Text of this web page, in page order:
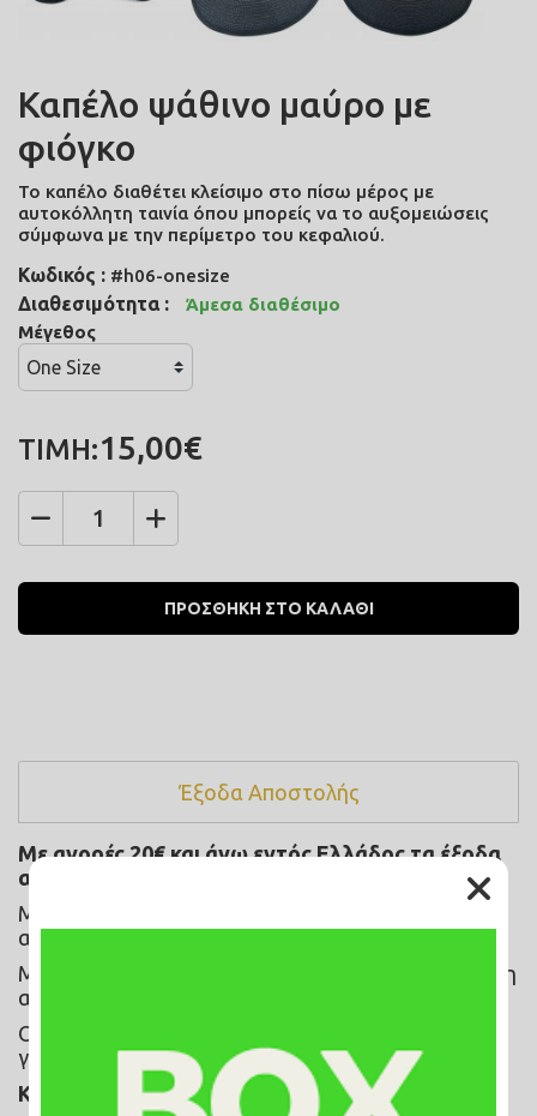
Καπέλο ψάθινο μαύρο με
φιόγκο
Το καπέλο διαθέτει κλείσιμο στο πίσω μέρος με
αυτοκόλλητη ταινία όπου μπορείς να το αυξομειώσεις
σύμφωνα με την περίμετρο του κεφαλιού.
Κωδικός : #h06-onesize
Διαθεσιμότητα :
Άμεσα διαθέσιμο
Μέγεθος
ΤΙΜΗ:15,00€
ΠΡΟΣΘΗΚΗ ΣΤΟ ΚΑΛΑΘΙ
Έξοδα Αποστολής
Με αγορές 20€ και άνω εντός Ελλάδος τα έξοδα
αποστολής ειναι ΔΩΡΕΑΝ!
Με
αντικαταβολή
Με την
€ και η
αντικαταβολή
Ο χρόνος παράδοσης ειναι 1-4 εργάσιμες ημέρες
για όλη την Ελλάδα.
ΚΥΠΡΟΣ